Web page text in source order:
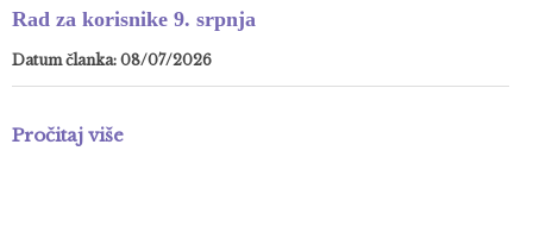
Rad za korisnike 9. srpnja
Datum članka: 08/07/2026
Pročitaj više